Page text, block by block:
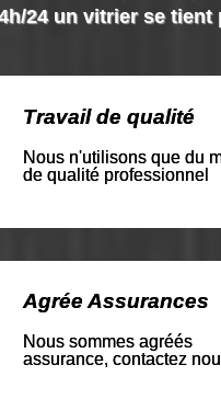
24 un vitrier se
Travail de qualité
Nous n'utilisons que du
de qualité professionnel
Agrée Assurances
Nous sommes agréés
assurance, contactez